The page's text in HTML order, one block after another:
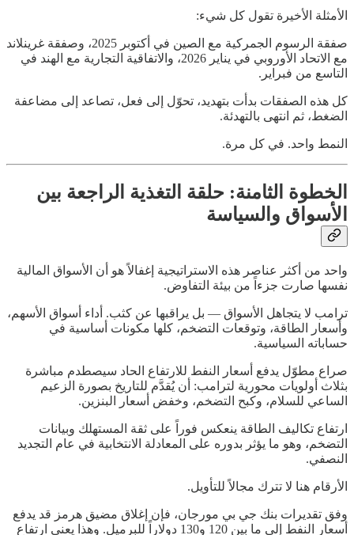
الأمثلة الأخيرة تقول كل شيء:
صفقة الرسوم الجمركية مع الصين في أكتوبر 2025، وصفقة غرينلاند
مع الاتحاد الأوروبي في يناير 2026، والاتفاقية التجارية مع الهند في
التاسع من فبراير.
كل هذه الصفقات بدأت بتهديد، تحوّل إلى فعل، تصاعد إلى مضاعفة
الضغط، ثم انتهى بالتهدئة.
النمط واحد. في كل مرة.
الخطوة الثامنة: حلقة التغذية الراجعة بين
الأسواق والسياسة
واحد من أكثر عناصر هذه الاستراتيجية إغفالاً هو أن الأسواق المالية
نفسها صارت جزءاً من بيئة التفاوض.
ترامب لا يتجاهل الأسواق — بل يراقبها عن كثب. أداء أسواق الأسهم،
وأسعار الطاقة، وتوقعات التضخم، كلها مكونات أساسية في
حساباته السياسية.
صراع مطوّل يدفع أسعار النفط للارتفاع الحاد سيصطدم مباشرة
بثلاث أولويات محورية لترامب: أن يُقدَّم للتاريخ بصورة الزعيم
الساعي للسلام، وكبح التضخم، وخفض أسعار البنزين.
ارتفاع تكاليف الطاقة ينعكس فوراً على ثقة المستهلك وبيانات
التضخم، وهو ما يؤثر بدوره على المعادلة الانتخابية في عام التجديد
النصفي.
الأرقام هنا لا تترك مجالاً للتأويل.
وفق تقديرات بنك جي بي مورجان، فإن إغلاق مضيق هرمز قد يدفع
أسعار النفط إلى ما بين 120 و130 دولاراً للبرميل. وهذا يعني ارتفاع